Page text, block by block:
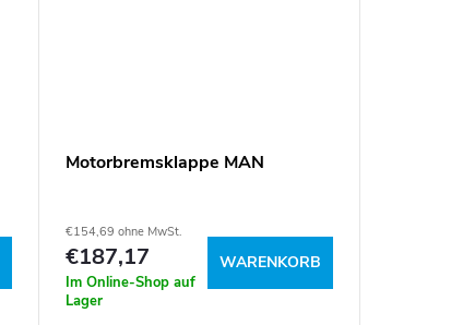
Motorbremsklappe MAN
€154,69 ohne MwSt.
€187,17
Im Online-Shop auf
Lager
WARENKORB